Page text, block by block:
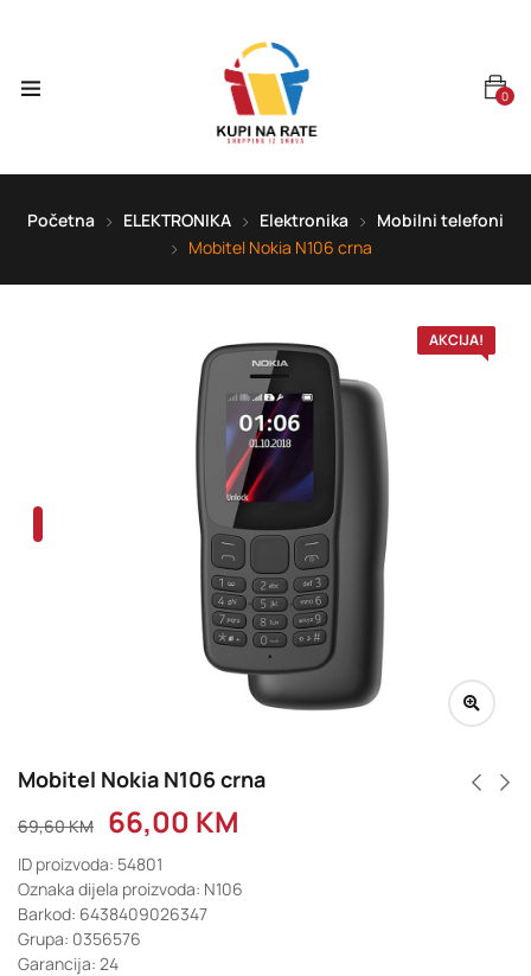
0
Početna ELEKTRONIKA Elektronika
Mobilni telefoni
Mobitel Nokia N106 crna
AKCIJA!
Mobitel Nokia N106 crna
69,60KM 66,00 KM
ID proizvoda: 54801
Oznaka dijela proizvoda: N106
Barkod: 6438409026347
Grupa: 0356576
Garancija: 24